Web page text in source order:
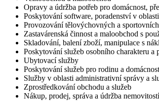
Opravy a údržba potřeb pro domácnost,
Poskytování software, poradenství v
Provozování tělovýchovných a
Zastavárenská činnost a maloobchod s
Skladování, balení zboží, manipulace s
Poskytování služeb osobního charakteru a
Ubytovací služby
Poskytování služeb pro rodinu a domácnost
Služby v oblasti administrativní správy a
Zprostředkování obchodu a služeb
Nákup, prodej, správa a údržba nemovitostí